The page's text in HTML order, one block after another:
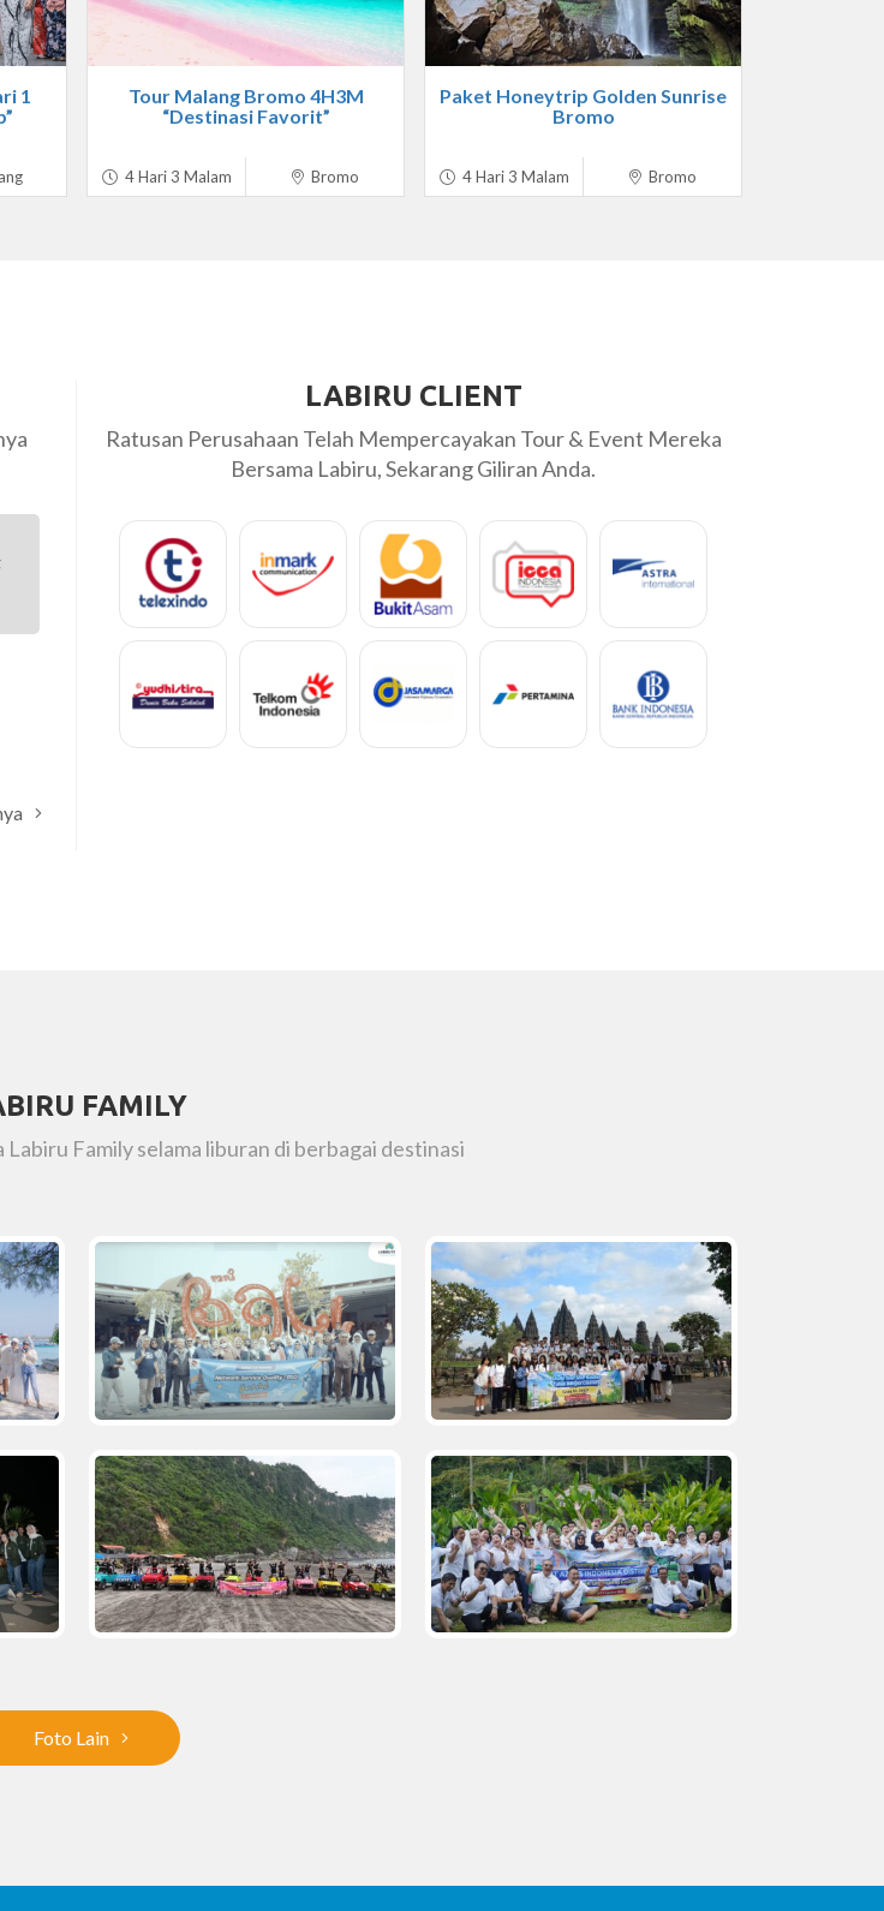
1
Tour Malang Bromo 4H3M
“Destinasi Favorit”
4 Hari 3 Malam Bromo
Paket Honeytrip Golden Sunrise
Bromo
4 Hari 3 Malam Bromo
labiru travel.. jalan-jalan ke jogja semua
makanan enak2.. top bgt deh labiru. ga
Terimakasiiih untuk all crew labiru tourr. Layanannya sangat
Sukses teruss yaa!! Semoga bisa jalan2 lagi terus pake
hihihiii
LABIRU CLIENT
Ratusan Perusahaan Telah Mempercayakan Tour & Event Mereka
Bersama Labiru, Sekarang Giliran Anda.
FAMILY
Family selama liburan di berbagai destinasi
Foto Lain